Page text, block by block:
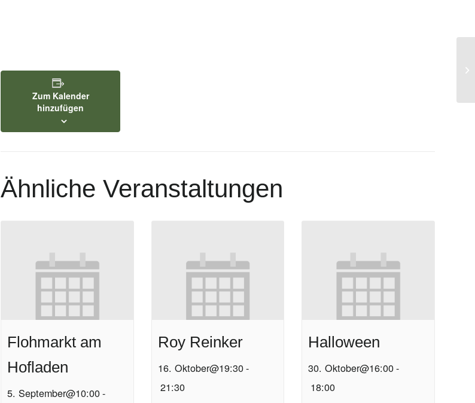
Zum Kalender
hinzufügen
Ähnliche Veranstaltungen
Flohmarkt am
Hofladen
5. September@10:00-
Roy Reinker
16. Oktober@19:30-
21:30
Halloween
30. Oktober@16:00-
18:00